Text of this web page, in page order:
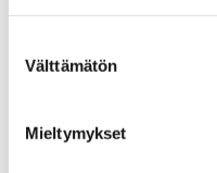
valinta
Välttämätön
Mieltymykset